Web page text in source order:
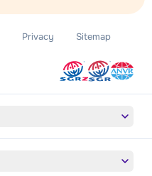
Privacy Sitemap